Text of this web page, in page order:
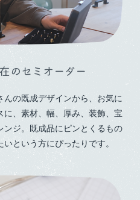
のセミオーダー
の既成デザインから、お気に
に、素材、幅、厚み、装飾、宝
ジ。既成品にピンとくるもの
という方にぴったりです。